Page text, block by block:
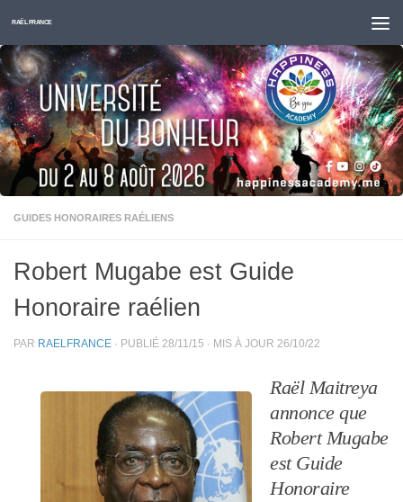
Skip to content
RAËL FRANCE
GUIDES HONORAIRES RAÉLIENS
Robert Mugabe est Guide
Honoraire raélien
PAR RAELFRANCE · PUBLIÉ 28/11/15 · MIS À JOUR 26/10/22
Raël Maitreya
annonce que
Robert Mugabe
est Guide
Honoraire